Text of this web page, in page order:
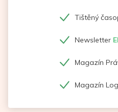
Tištěný
Newsletter
Magazín
Magazín